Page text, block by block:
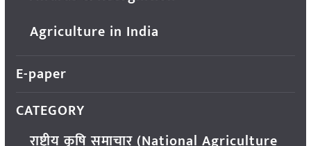
Agriculture in India
E-paper
CATEGORY
राष्ट्रीय कृषि समाचार (National Agriculture